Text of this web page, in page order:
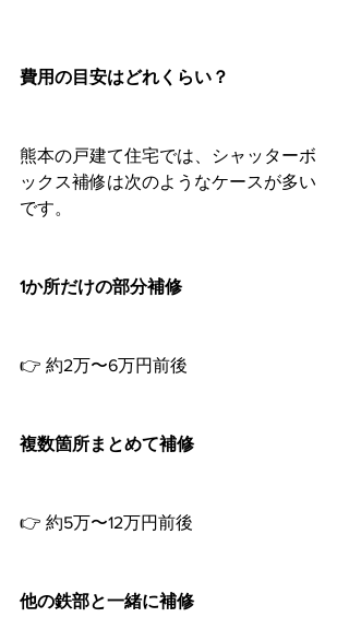
費用の目安はどれくらい？
熊本の戸建て住宅では、シャッターボ
ックス補修は次のようなケースが多い
です。
1か所だけの部分補修
👉 約2万〜6万円前後
複数箇所まとめて補修
👉 約5万〜12万円前後
他の鉄部と一緒に補修